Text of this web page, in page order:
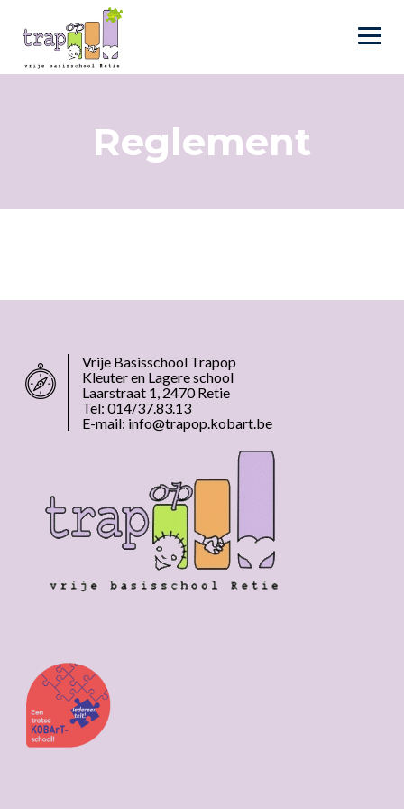
content
Reglement
Vrije Basisschool Trapop
Kleuter en Lagere school
Laarstraat 1, 2470 Retie
Tel: 014/37.83.13
E-mail: info@trapop.kobart.be